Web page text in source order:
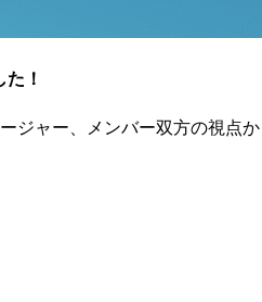
！
ジャー、メンバー双方の視点